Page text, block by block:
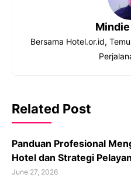
Bersama Hotel.or.id,
Related Post
Panduan Profesional
Hotel dan Strategi
June 27, 2026